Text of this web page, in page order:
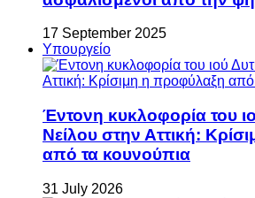
17 September 2025
Υπουργείο
Έντονη κυκλοφορία του
Νείλου στην Αττική:
από τα κουνούπια
31 July 2026